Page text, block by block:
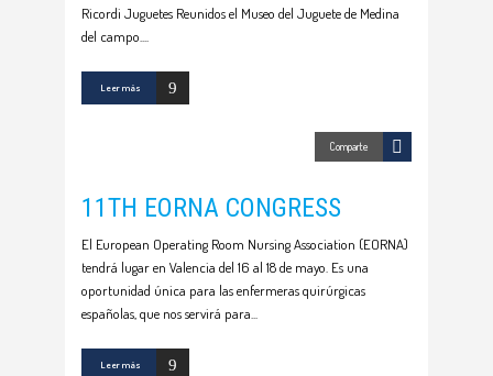
Ricordi Juguetes Reunidos el Museo del Juguete de Medina
del campo.
Leer más
Comparte
11TH EORNA CONGRESS
El European Operating Room Nursing Association (EORNA)
tendrá lugar en Valencia del 16 al 18 de mayo. Es una
oportunidad única para las enfermeras quirúrgicas
españolas, que nos servirá para
Leer más